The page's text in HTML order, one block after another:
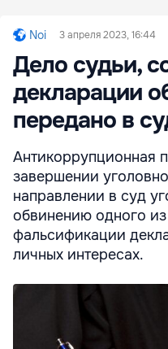
Noi 3 апреля 2023, 16:44
Дело судьи,
декларации
передано в
Антикоррупционная
завершении
направлении в суд
обвинению одного
фальсификации
личных интересах.